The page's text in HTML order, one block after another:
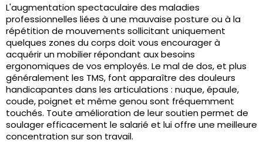
L'augmentation spectaculaire des maladies
professionnelles liées à une mauvaise posture ou à la
répétition de mouvements sollicitant uniquement
quelques zones du corps doit vous encourager à
acquérir un mobilier répondant aux besoins
ergonomiques de vos employés. Le mal de dos, et plus
généralement les TMS, font apparaître des douleurs
handicapantes dans les articulations : nuque, épaule,
coude, poignet et même genou sont fréquemment
touchés. Toute amélioration de leur soutien permet de
soulager efficacement le salarié et lui offre une meilleure
concentration sur son travail.